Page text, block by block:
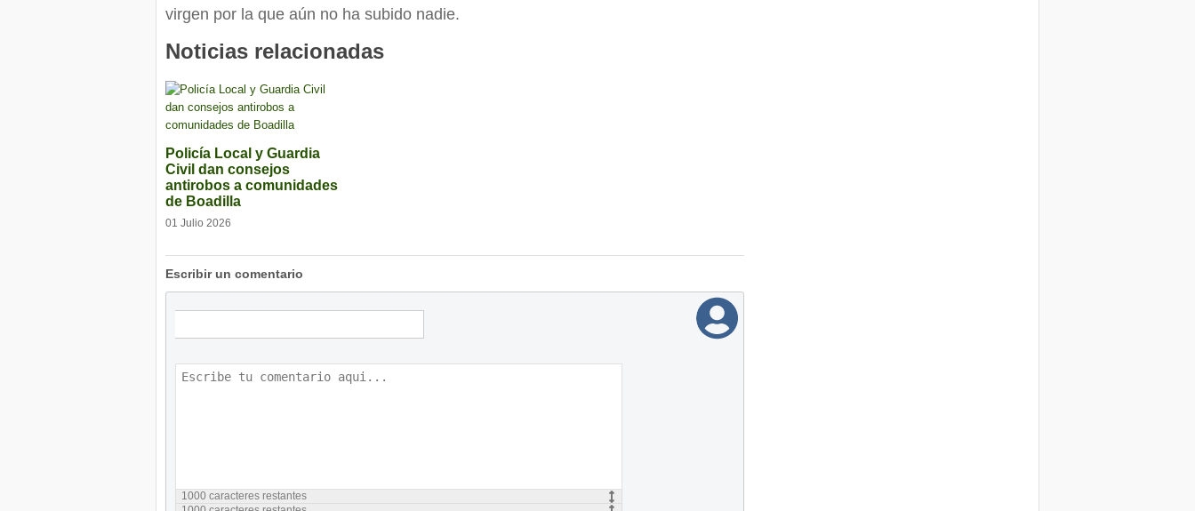
virgen por la que aún no ha subido nadie.
Noticias relacionadas
Policía Local y Guardia
Civil dan consejos
antirobos a comunidades
de Boadilla
01 Julio 2026
Escribir un comentario
1000 caracteres restantes